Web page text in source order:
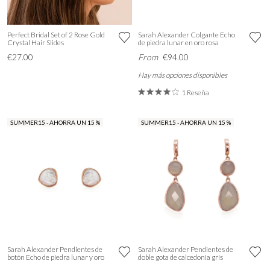
Perfect Bridal Set of 2 Rose Gold
Crystal Hair Slides
€27.00
Sarah Alexander Colgante Echo
de piedra lunar en oro rosa
From €94.00
Hay más opciones disponibles
1 Reseña
SUMMER15 - AHORRA UN 15 %
Sarah Alexander Pendientes de
botón Echo de piedra lunar y oro
SUMMER15 - AHORRA UN 15 %
Sarah Alexander Pendientes de
doble gota de calcedonia gris